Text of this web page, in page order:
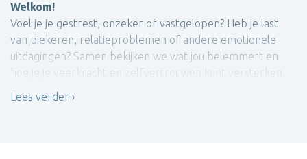
Welkom!
Voel je je gestrest, onzeker of vastgelopen? Heb je last
van piekeren, relatieproblemen of andere emotionele
uitdagingen? Samen bekijken we wat jou belemmert en
hoe je je veerkracht en zelfvertrouwen kunt versterken.
Wat je van mij kan verwachten:
Lees verder